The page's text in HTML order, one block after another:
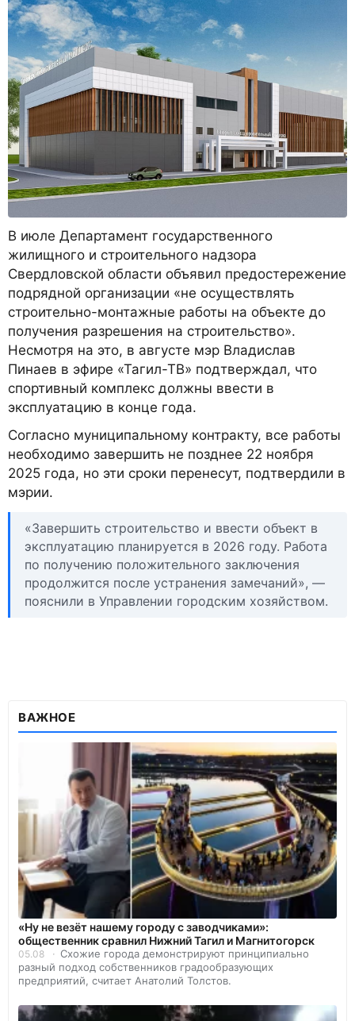
В июле Департамент государственного
жилищного и строительного надзора
Свердловской области объявил предостережение
подрядной организации «не осуществлять
строительно-монтажные работы на объекте до
получения разрешения на строительство».
Несмотря на это, в августе мэр Владислав
Пинаев в эфире «Тагил-ТВ» подтверждал, что
спортивный комплекс должны ввести в
эксплуатацию в конце года.
Согласно муниципальному контракту, все работы
необходимо завершить не позднее 22 ноября
2025 года, но эти сроки перенесут, подтвердили в
мэрии.
«Завершить строительство и ввести объект в
эксплуатацию планируется в 2026 году. Работа
по получению положительного заключения
продолжится после устранения замечаний», —
пояснили в Управлении городским хозяйством.
ВАЖНОЕ
«Ну не везёт нашему городу с заводчиками»:
общественник сравнил Нижний Тагил и Магнитогорск
05.08
Схожие города демонстрируют принципиально
разный подход собственников градообразующих
предприятий, считает Анатолий Толстов.